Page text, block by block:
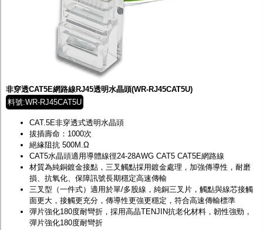
非穿透CAT5E網路線RJ45透明水晶頭(WR-RJ45CAT5U)
料號:WR-RJ45CAT5U
CAT.5E非穿透式透明水晶頭
拔插壽命：1000次
絕緣阻抗 500M.Ω
CAT5水晶頭適用導體線徑24-28AWG CAT5 CAT5E網路線
材質為純銅鍍金接點，三叉觸點採用鍍金處理，加強傳導性，耐磨
損、抗氧化、保障訊號長期穩定高速傳輸
三叉型（一件式）適用於單/多股線，純銅三叉片，觸點與線芯接觸
面更大，接觸更充分，傳導性更強更穩定，符合高速傳輸標準
彈片強化180度耐彎折，採用高晶TENJIN抗老化材料，韌性強勁，
彈片強化180度耐彎折